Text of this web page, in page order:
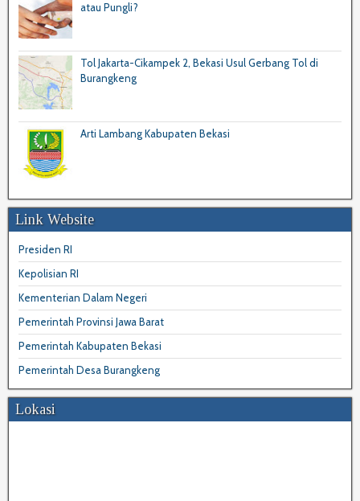
atau Pungli?
Tol Jakarta-Cikampek 2, Bekasi Usul Gerbang Tol di
Burangkeng
Arti Lambang Kabupaten Bekasi
Link Website
Presiden RI
Kepolisian RI
Kementerian Dalam Negeri
Pemerintah Provinsi Jawa Barat
Pemerintah Kabupaten Bekasi
Pemerintah Desa Burangkeng
Lokasi